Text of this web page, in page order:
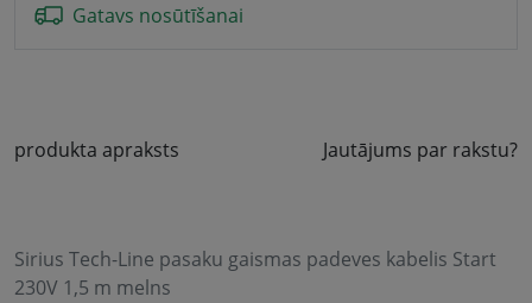
Gatavs nosūtīšanai
produkta apraksts Jautājums par rakstu?
Sirius Tech-Line pasaku gaismas padeves kabelis Start
230V 1,5 m melns